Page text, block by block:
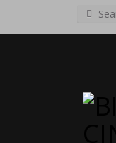
Search